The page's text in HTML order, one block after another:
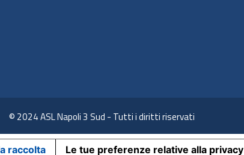
© 2024 ASL Napoli 3 Sud - Tutti i diritti riservati
raccolta Le tue preferenze relative alla privacy